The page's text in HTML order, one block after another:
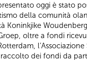
oggi è stato
della comunità
Koninkjike
oltre a fondi
l’Associazione
dei fondi da